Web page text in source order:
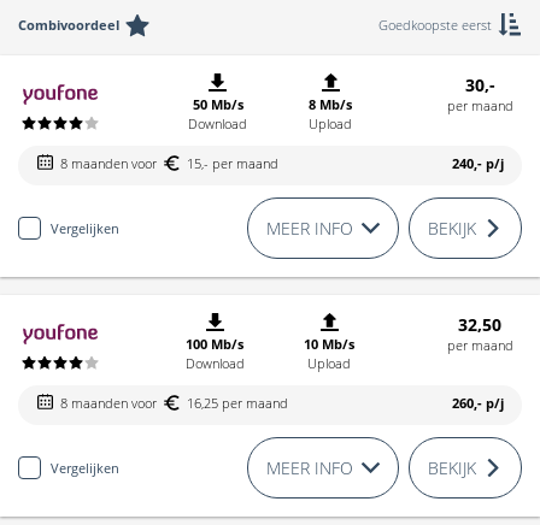
Combivoordeel Goedkoopste eerst
50 Mb/s
Download
8 Mb/s
Upload
30,-
per maand
8 maanden voor 15,- per maand 240,- p/j
Vergelijken MEER INFO BEKIJK
100 Mb/s
Download
10 Mb/s
Upload
32,50
per maand
8 maanden voor 16,25 per maand 260,- p/j
Vergelijken MEER INFO BEKIJK